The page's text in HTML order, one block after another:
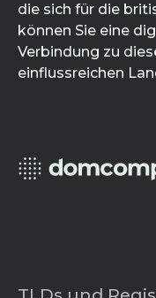
die sich für die
können Sie eine
Verbindung zu
einflussreichen